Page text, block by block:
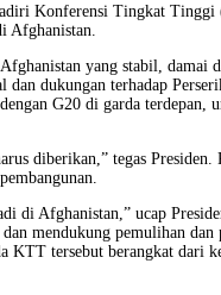
Konferensi Tingkat
Afghanistan.
yang stabil,
dukungan terhadap
G20 di garda
diberikan,” tegas
Afghanistan,” ucap
mendukung pemulihan
KTT tersebut berangkat dari